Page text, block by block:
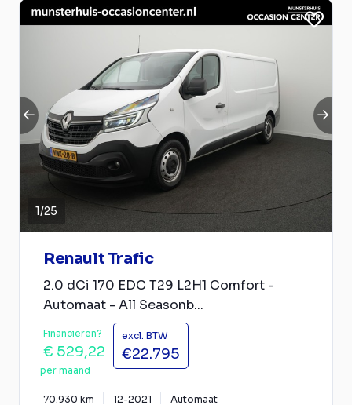
1/25
Renault Trafic
2.0 dCi 170 EDC T29 L2H1 Comfort -
Automaat - All Seasonb...
Financieren?
€ 529,22
per maand
excl. BTW
€22.795
70.930 km 12-2021 Automaat